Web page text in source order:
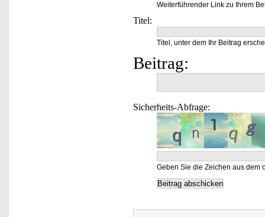
Weiterführender Link zu Ihrem
Titel:
Titel, unter dem Ihr Beitrag
Beitrag:
Sicherheits-Abfrage:
Geben Sie die Zeichen aus dem